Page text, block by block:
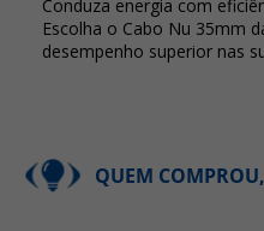
Conduza energia com
Escolha o Cabo Nu 35mm
desempenho superior nas
QUEM